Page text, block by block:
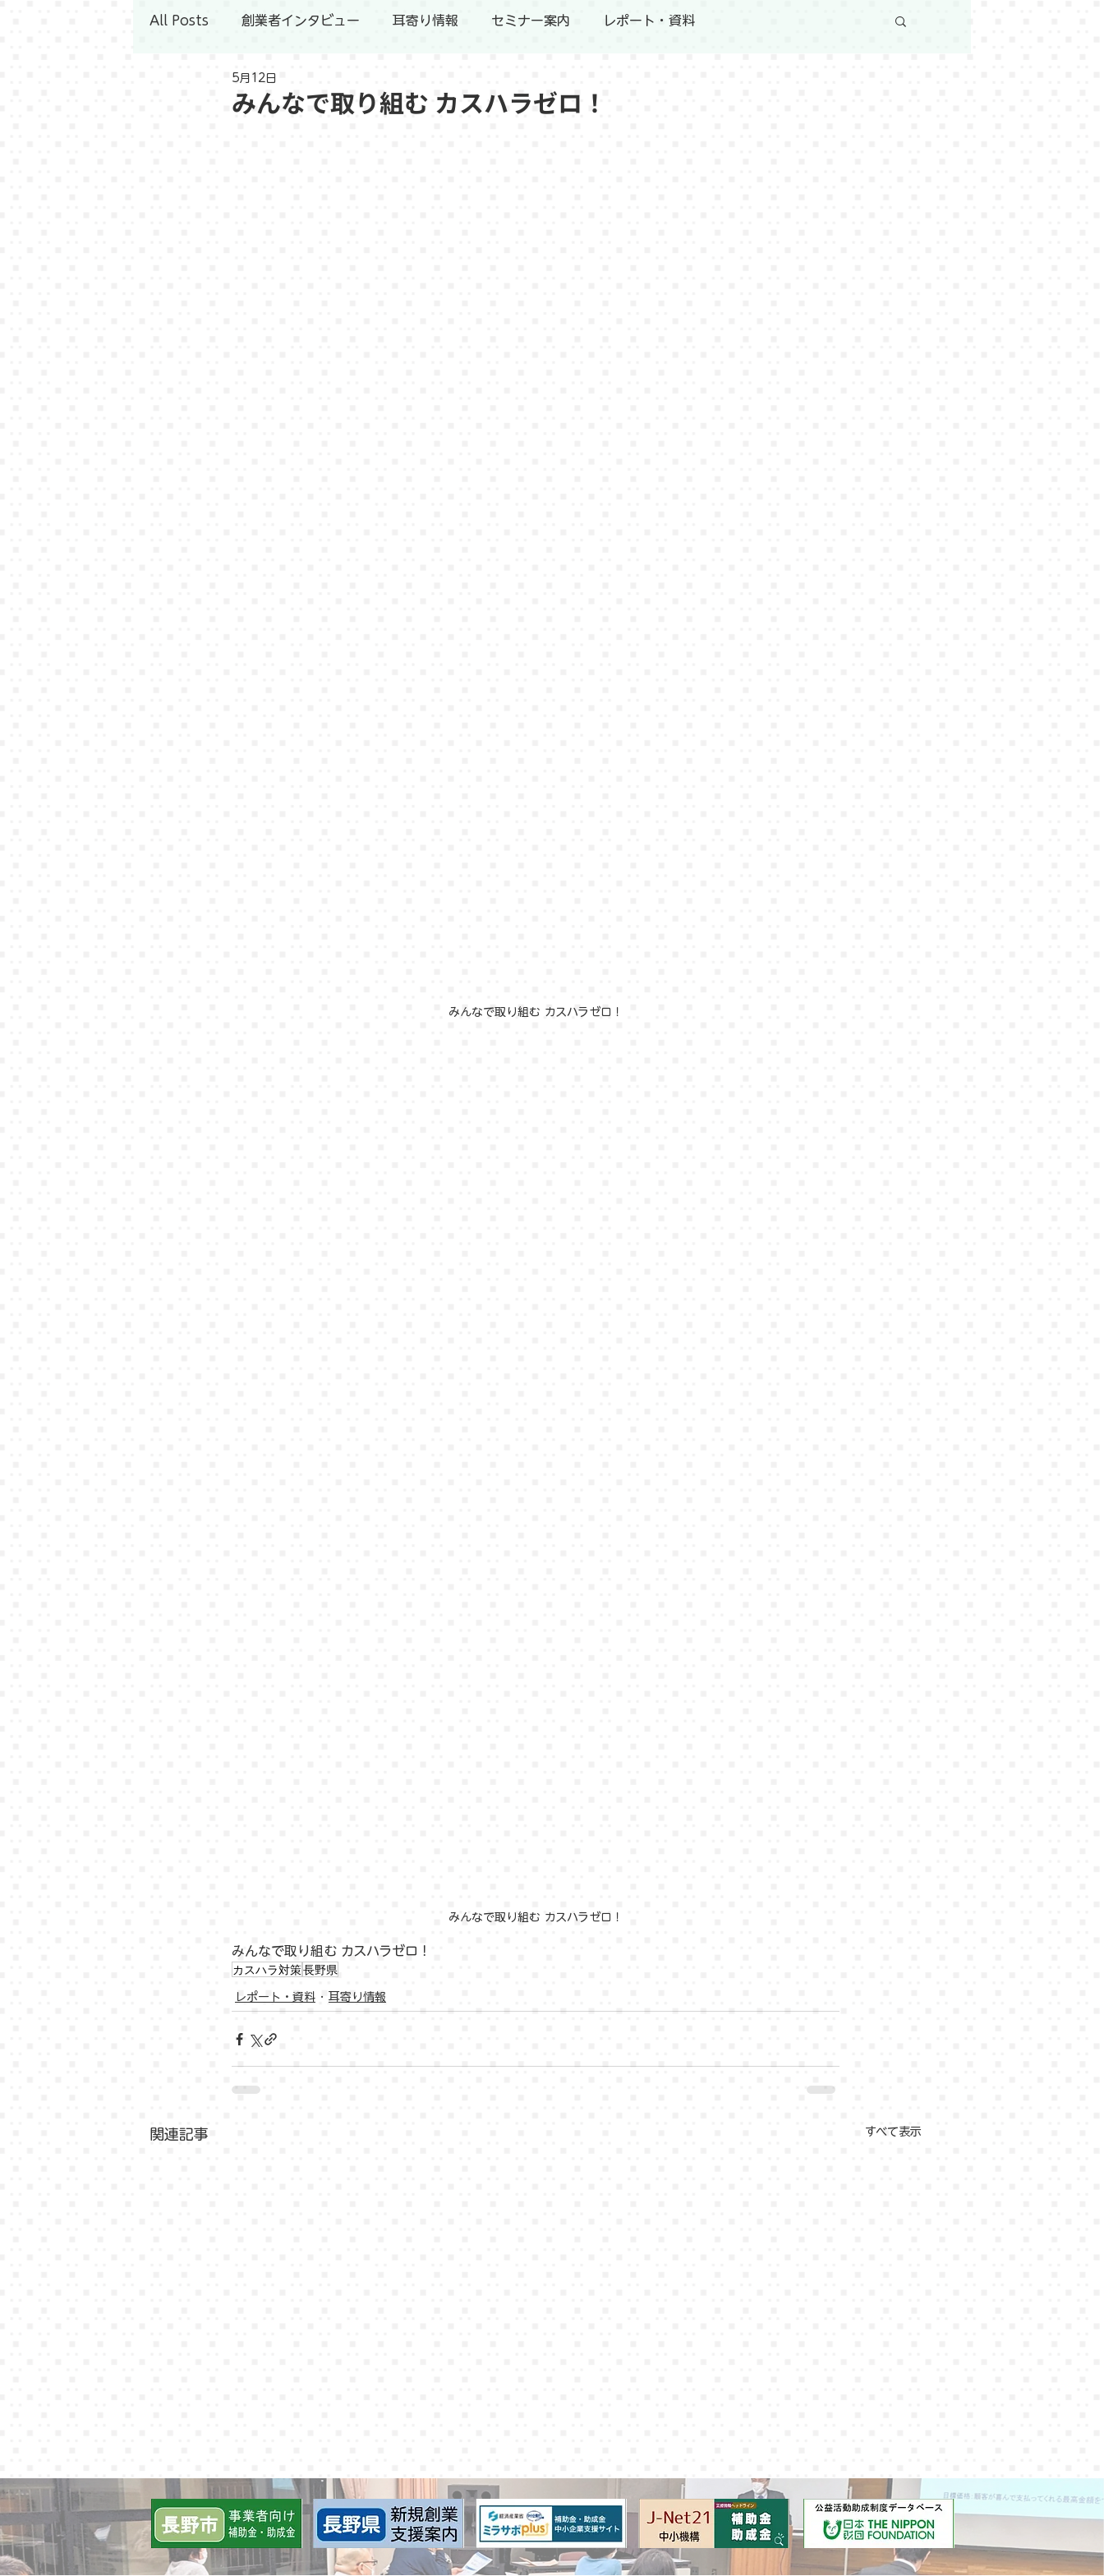
All Posts 創業者インタビュー 耳寄り情報 セミナー案内 レポート・資料
みんなで取り組む カスハラゼロ！
5月12日
みんなで取り組む カスハラゼロ！
みんなで取り組む カスハラゼロ！
みんなで取り組む カスハラゼロ！
カスハラ対策長野県
レポート・資料 耳寄り情報
関連記事 すべて表示
カスハラ対策セミナー